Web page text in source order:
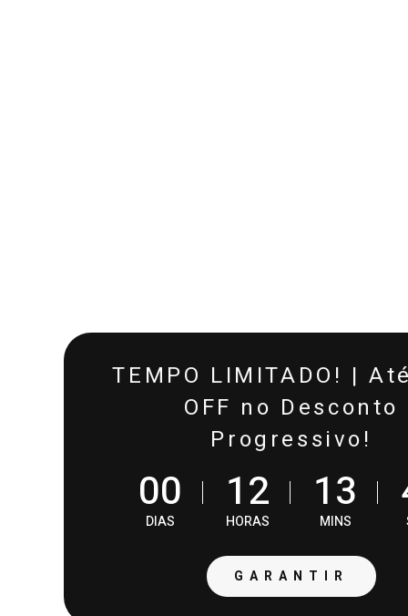
TEMPO LIMITADO! |
OFF no Desconto
Progressivo!
00
DIAS
12
HORAS
13
MINS
GARANTIR